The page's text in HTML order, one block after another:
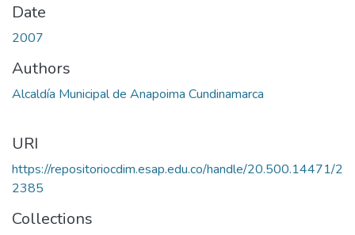
Date
2007
Authors
Alcaldía Municipal de Anapoima Cundinamarca
URI
https://repositoriocdim.esap.edu.co/handle/20.500.14471/2
2385
Collections